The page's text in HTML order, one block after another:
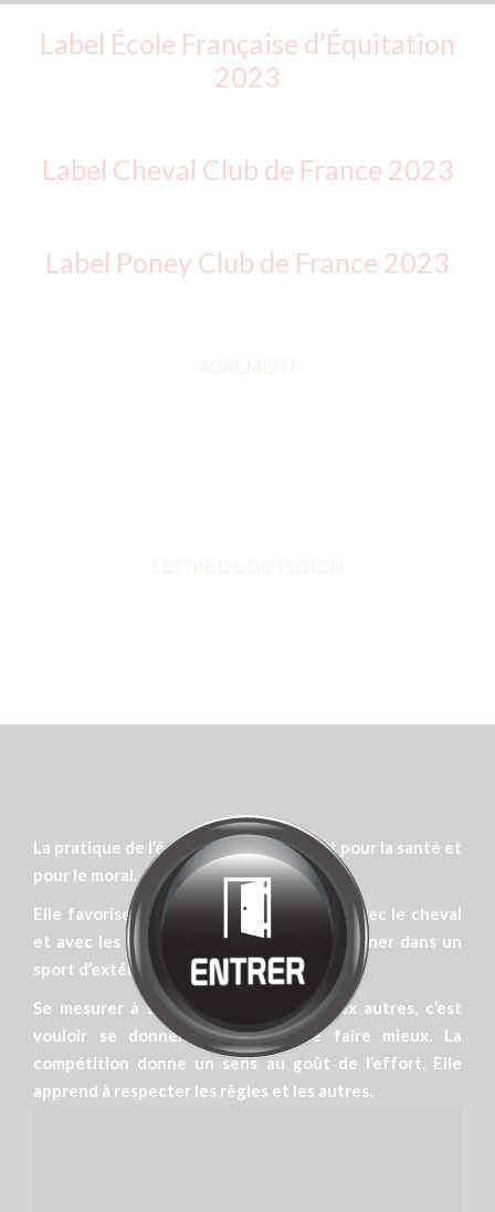
Bienvenue chez
MANÈGE DE LA
TUILERIE
Cliquez pour entrer